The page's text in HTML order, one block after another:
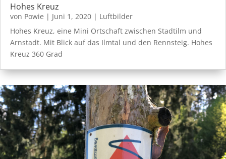
Hohes Kreuz
von Powie | Juni 1, 2020 | Luftbilder
Hohes Kreuz, eine Mini Ortschaft zwischen Stadtilm und
Arnstadt. Mit Blick auf das Ilmtal und den Rennsteig. Hohes
Kreuz 360 Grad